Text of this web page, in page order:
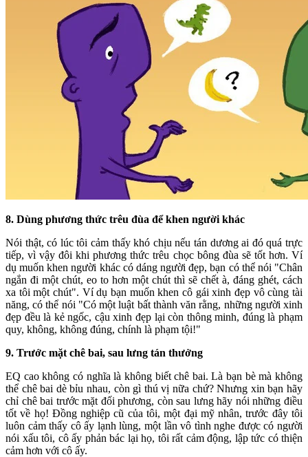
8. Dùng phương thức trêu đùa để khen người khác
Nói thật, có lúc tôi cảm thấy khó chịu nếu tán dương ai đó quá trực
tiếp, vì vậy đôi khi phương thức trêu chọc bông đùa sẽ tốt hơn. Ví
dụ muốn khen người khác có dáng người đẹp, bạn có thể nói "Chân
ngắn đi một chút, eo to hơn một chút thì sẽ chết à, đáng ghét, cách
xa tôi một chút". Ví dụ bạn muốn khen cô gái xinh đẹp vô cùng tài
năng, có thể nói "Có một luật bất thành văn rằng, những người xinh
đẹp đều là kẻ ngốc, cậu xinh đẹp lại còn thông minh, đúng là phạm
quy, không, không đúng, chính là phạm tội!"
9. Trước mặt chê bai, sau lưng tán thưởng
EQ cao không có nghĩa là không biết chê bai. Là bạn bè mà không
thể chê bai dè bỉu nhau, còn gì thú vị nữa chứ? Nhưng xin bạn hãy
chỉ chê bai trước mặt đối phương, còn sau lưng hãy nói những điều
tốt về họ! Đồng nghiệp cũ của tôi, một đại mỹ nhân, trước đây tôi
luôn cảm thấy cô ấy lạnh lùng, một lần vô tình nghe được có người
nói xấu tôi, cô ấy phản bác lại họ, tôi rất cảm động, lập tức có thiện
cảm hơn với cô ấy.